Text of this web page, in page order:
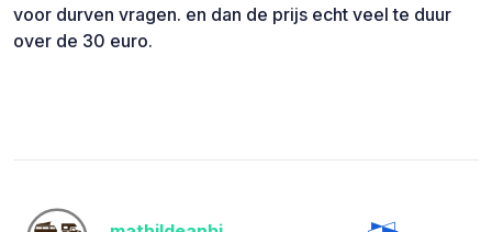
voor durven vragen. en dan de prijs echt veel te duur
over de 30 euro.